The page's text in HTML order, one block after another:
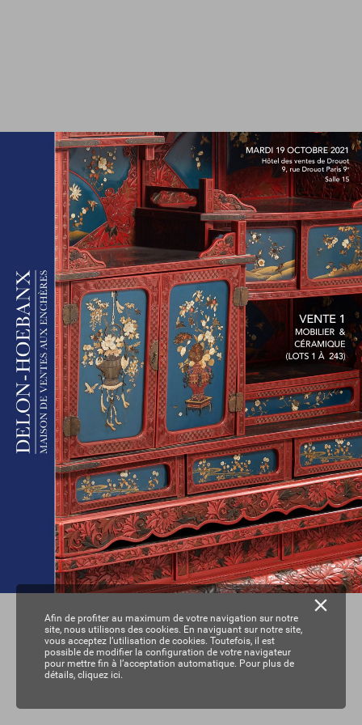
Afin de profiter au maximum de votre navigation sur notre
site, nous utilisons des cookies. En naviguant sur notre site,
vous acceptez l’utilisation de cookies. Toutefois, il est
possible de modifier la configuration de votre navigateur
pour mettre fin à l’acceptation automatique. Pour plus de
détails, cliquez ici.